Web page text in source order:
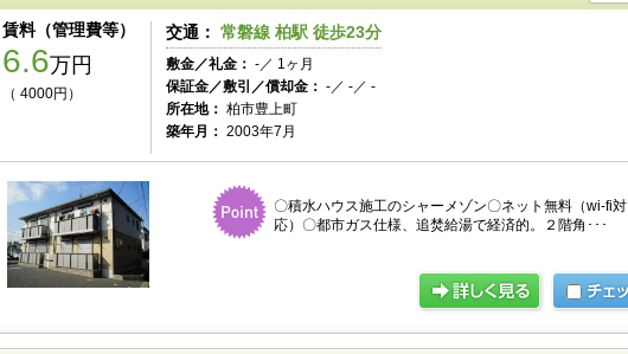
賃料（管理費等）
6.6万円
（ 4000円）
交通： 常磐線 柏駅 徒歩23分
敷金／礼金： -／ 1ヶ月
保証金／敷引／償却金： -／ -／ -
所在地： 柏市豊上町
築年月： 2003年7月
〇積水ハウス施工のシャーメゾン〇ネット無料（wi-fi対
応）〇都市ガス仕様、追焚給湯で経済的。２階角･･･